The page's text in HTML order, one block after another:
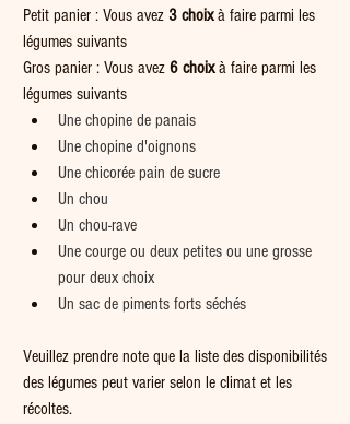
Petit panier : Vous avez 3 choix à faire parmi les
légumes suivants
Gros panier : Vous avez 6 choix à faire parmi les
légumes suivants
Une chopine de panais
Une chopine d'oignons
Une chicorée pain de sucre
Un chou
Un chou-rave
Une courge ou deux petites ou une grosse
pour deux choix
Un sac de piments forts séchés
Veuillez prendre note que la liste des disponibilités
des légumes peut varier selon le climat et les
récoltes.